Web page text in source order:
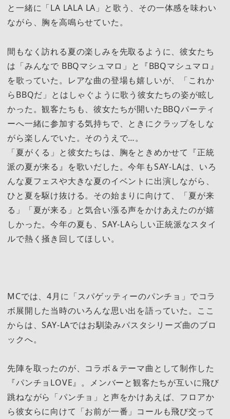
と一緒に「LA LALA LA」と歌う、その一体感を味わい
ながら、胸を高鳴らせていた。
間もなく訪れる夏の楽しみを先取るように、彼女たち
は「みんなで BBQマシュマロ」と『BBQマシュマロ』
を歌っていた。レアな曲の登場も嬉しいが、「これか
らBBQだ」とはしゃぐように歌う彼女たちの姿が眩し
かった。観客たちも、彼女たちが開いたBBQパーティ
ーへ一緒に参加する気持ちで、ときにクラップをしな
がら楽しんでいた。そのうえで…。
「夏がくる」と彼女たちは、胸をときめかせて『正統
派の夏が来る』を歌いだした。今年もSAY-LAは、いろ
んな夏フェスや大きな夏のイベントに出演しながら、
ひと夏を駆け抜ける。その始まりに向けて、「夏が来
る」「夏が来る」と気合い漲る声をかけあえたのが嬉
しかった。今年の夏も、SAY-LAらしい正統派なスタイ
ルで熱く掻き回してほしい。
MCでは、4月に「スパゲッティーのパンチョ」でコラ
ボ展開した当時のいろんな思い出を語っていた。ここ
からは、SAY-LAではお馴染みパスタシリーズ曲のブロ
ックへ。
先陣を取ったのが、コラボ＆テーマ曲として制作した
『パンチョLOVE』。メンバーと観客たちが互いに飛び
跳ねながら「パンチョ」と声をかけあえば、フロアか
ら彼女らに向けて「お前が一番」コールも飛び交って